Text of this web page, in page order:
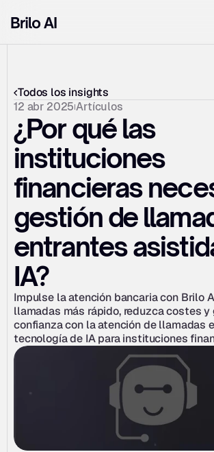
Todos los insights
12 abr 2025 Artículos
¿Por qué las
instituciones
financieras
gestión de
entrantes
IA?
Impulse la atención bancaria con Brilo
llamadas más rápido, reduzca costes y
confianza con la atención de llamadas
tecnología de IA para instituciones